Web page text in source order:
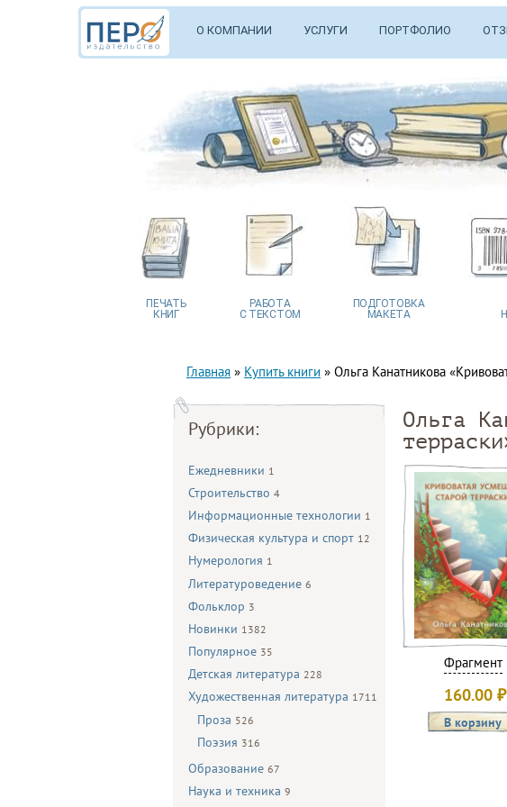
О КОМПАНИИ УСЛУГИ ПОРТФОЛИО
ПЕЧАТЬ
КНИГ
РАБОТА
С ТЕКСТОМ
ПОДГОТОВКА
МАКЕТА
Главная » Купить книги » Ольга Канатникова
Рубрики:
Ежедневники 1
Строительство 4
Информационные технологии 1
Физическая культура и спорт 12
Нумерология 1
Литературоведение 6
Фольклор 3
Новинки 1382
Популярное 35
Детская литература 228
Художественная литература 1711
Проза 526
Поэзия 316
Образование 67
Наука и техника 9
Ольга
Фрагмент
160.00 ₽